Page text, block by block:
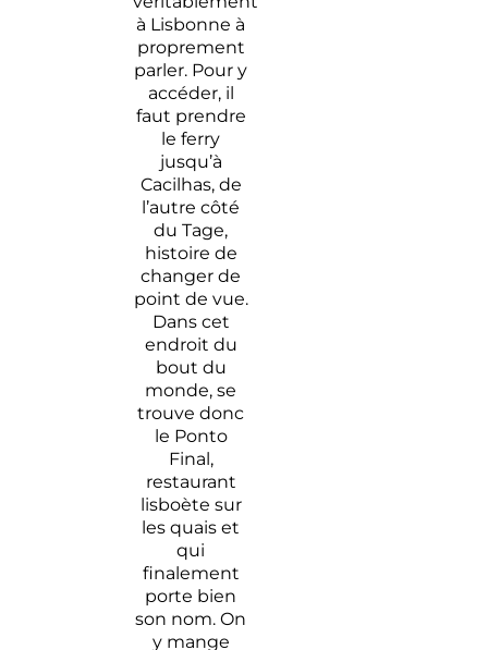
à Lisbonne à
proprement
parler. Pour y
accéder, il
faut prendre
le ferry
jusqu’à
Cacilhas, de
l’autre côté
du Tage,
histoire de
changer de
point de vue.
Dans cet
endroit du
bout du
monde, se
trouve donc
le Ponto
Final,
restaurant
lisboète sur
les quais et
qui
finalement
porte bien
son nom. On
y mange